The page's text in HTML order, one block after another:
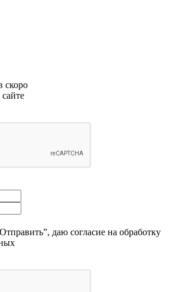
скоро
даю согласие на обработку